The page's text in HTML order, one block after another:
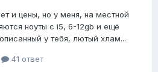
и цены, но у меня, на местной
ноуты с i5, 6-12gb и ещё
у тебя, лютый хлам...
41 ответ